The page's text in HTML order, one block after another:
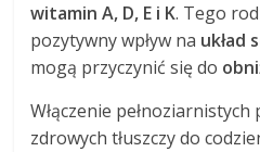
witamin A, D, E i K. Tego
pozytywny wpływ na układ
mogą przyczynić się do
Włączenie
zdrowych tłuszczy do